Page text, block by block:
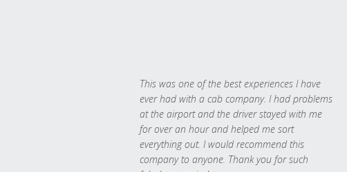
This was one of the best experiences I have
ever had with a cab company. I had problems
at the airport and the driver stayed with me
for over an hour and helped me sort
everything out. I would recommend this
company to anyone. Thank you for such